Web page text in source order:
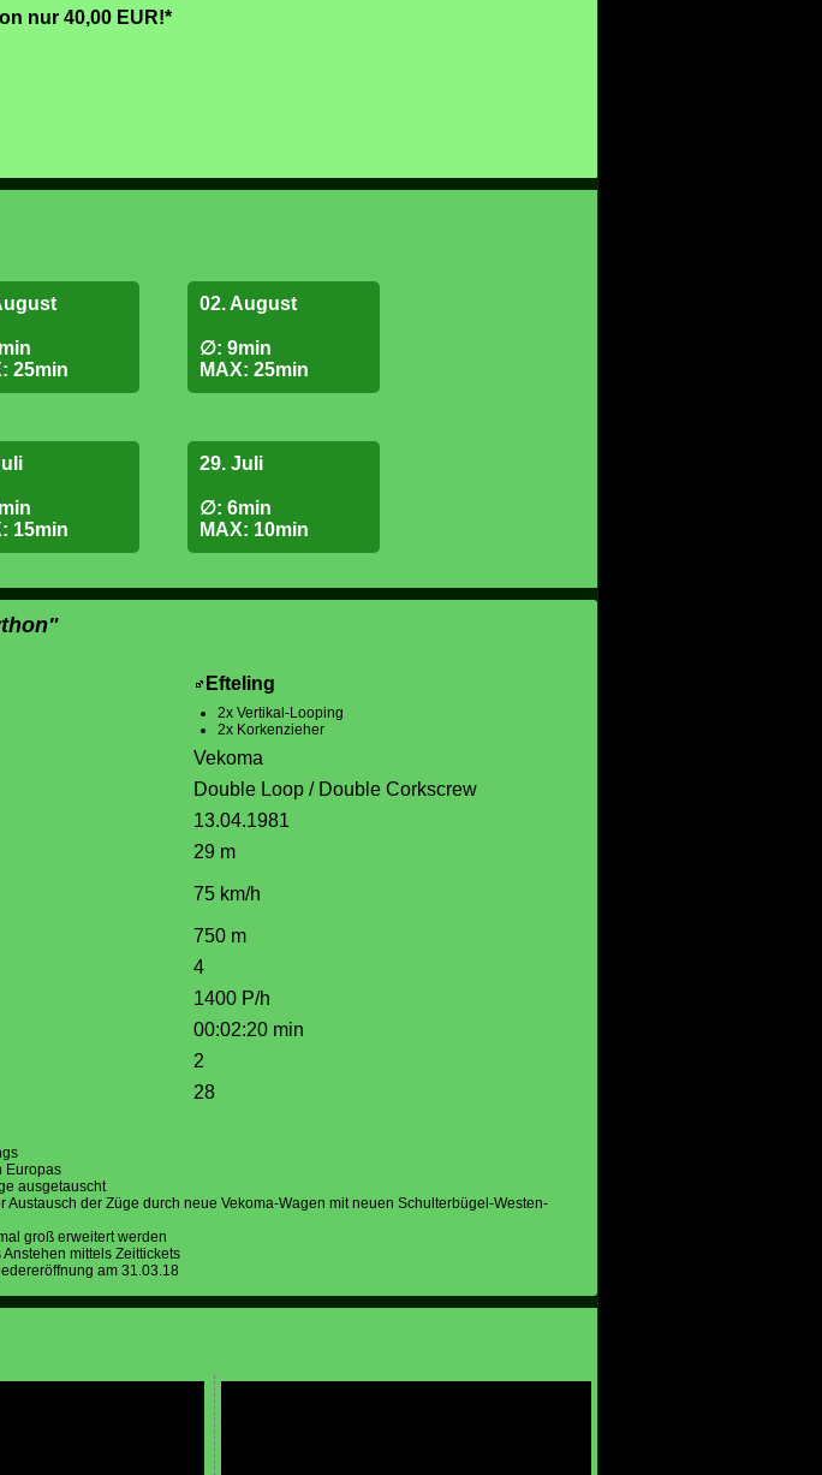
nur 40,00 EUR!*
25min
02. August
∅: 9min
MAX: 25min
15min
29. Juli
∅: 6min
MAX: 10min
Efteling
2x Vertikal-Looping
2x Korkenzieher
Vekoma
Double Loop / Double Corkscrew
13.04.1981
29 m
75 km/h
750 m
4
1400 P/h
00:02:20 min
2
28
Europas
ausgetauscht
Austausch der Züge durch neue Vekoma-Wagen mit neuen Schulterbügel-Westen-
groß erweitert werden
mittels Zeittickets
am 31.03.18